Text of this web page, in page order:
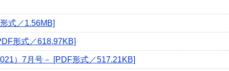
式／1.56MB]
形式／618.97KB]
）7月号－ [PDF形式／517.21KB]